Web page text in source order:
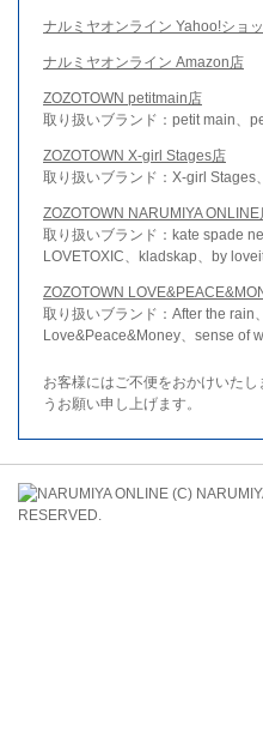
ナルミヤオンライン Yahoo!ショ
ナルミヤオンライン Amazon店
ZOZOTOWN petitmain店
取り扱いブランド：petit main、
ZOZOTOWN X-girl Stages店
取り扱いブランド：X-girl Stages
ZOZOTOWN NARUMIYA ONLINE
取り扱いブランド：kate spade
LOVETOXIC、kladskap、by
ZOZOTOWN
取り扱いブランド：After the rain
Love&Peace&Money、sense of
お客様にはご不便をおかけいた
うお願い申し上げます。